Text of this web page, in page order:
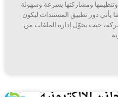
ومشاركتها بسرعة وسهولة
يأتي دور تطبيق المستندات ليكون
حيث يحوّل إدارة الملفات من